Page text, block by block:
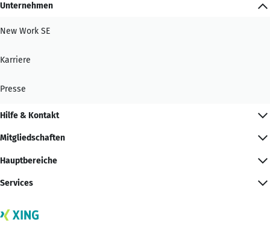
Unternehmen
New Work SE
Karriere
Presse
Hilfe & Kontakt
Mitgliedschaften
Hauptbereiche
Services